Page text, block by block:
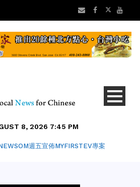
8, 2026 7:45 PM
週五宣佈MYFIRSTEV專案